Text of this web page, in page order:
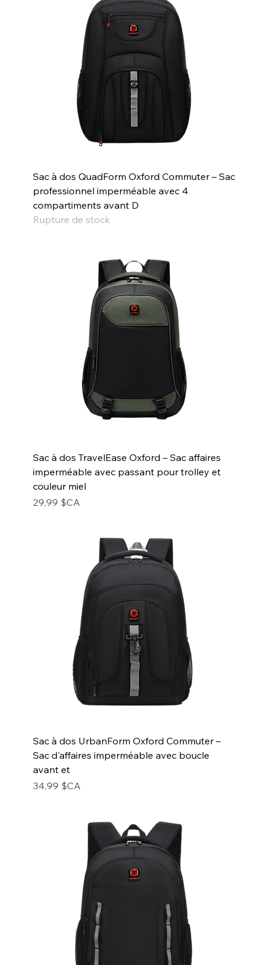
Sac à dos QuadForm Oxford Commuter – Sac
professionnel imperméable avec 4
compartiments avant D
Rupture de stock
Sac à dos TravelEase Oxford – Sac affaires
imperméable avec passant pour trolley et
couleur miel
Prix
29,99 $CA
Sac à dos UrbanForm Oxford Commuter –
Sac d'affaires imperméable avec boucle
avant et
Prix
34,99 $CA